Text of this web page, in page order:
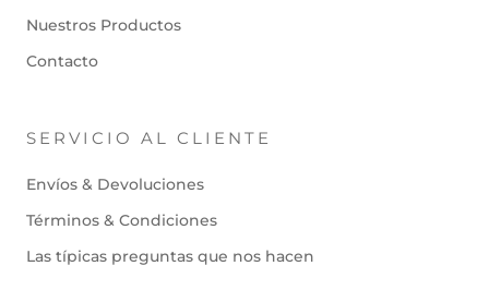
Nuestros Productos
Contacto
SERVICIO AL CLIENTE
Envíos & Devoluciones
Términos & Condiciones
Las típicas preguntas que nos hacen